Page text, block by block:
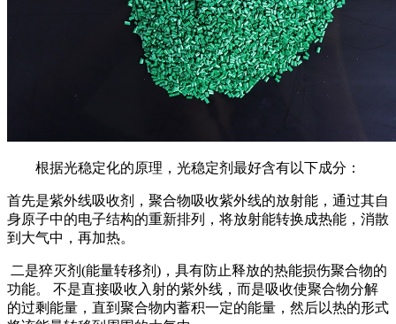
根据光稳定化的原理，光稳定剂最好含有以下成分：
首先是紫外线吸收剂，聚合物吸收紫外线的放射能，通过其自
身原子中的电子结构的重新排列，将放射能转换成热能，消散
到大气中，再加热。
二是猝灭剂(能量转移剂)，具有防止释放的热能损伤聚合物的
功能。 不是直接吸收入射的紫外线，而是吸收使聚合物分解
的过剩能量，直到聚合物内蓄积一定的能量，然后以热的形式